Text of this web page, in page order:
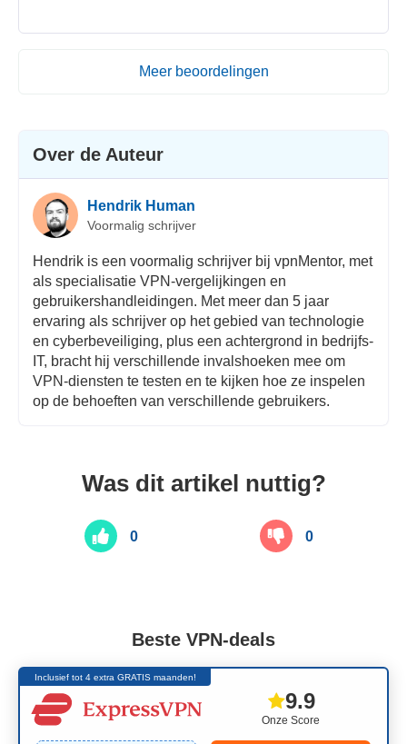
Meer beoordelingen
Over de Auteur
Hendrik Human
Voormalig schrijver
Hendrik is een voormalig schrijver bij vpnMentor, met
als specialisatie VPN-vergelijkingen en
gebruikershandleidingen. Met meer dan 5 jaar
ervaring als schrijver op het gebied van technologie
en cyberbeveiliging, plus een achtergrond in bedrijfs-
IT, bracht hij verschillende invalshoeken mee om
VPN-diensten te testen en te kijken hoe ze inspelen
op de behoeften van verschillende gebruikers.
Was dit artikel nuttig?
0 0
Beste VPN-deals
Inclusief tot 4 extra GRATIS maanden!
Onze Score
9.9